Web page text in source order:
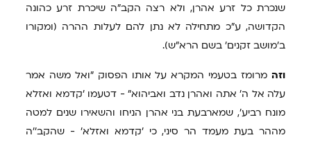
שנכרת כל זרע אהרן, ולא רצה הקב"ה שיכרת זרע כהונה
הקדושה, ע"כ מתחילה לא נתן להם לעלות ההרה (ומקורו
ב'מושב זקנים' בשם הרא"ש).
וזה מרומז בטעמי המקרא על אותו הפסוק "ואל משה אמר
עלה אל ה' אתה ואהרן נדב ואביהוא" - דטעמו 'קדמא ואזלא
מונח רביע', שמארבעת בני אהרן הניחו והשאירו שנים למטה
מההר בעת מעמד הר סיני, כי 'קדמא ואזלא' - שהקב''ה